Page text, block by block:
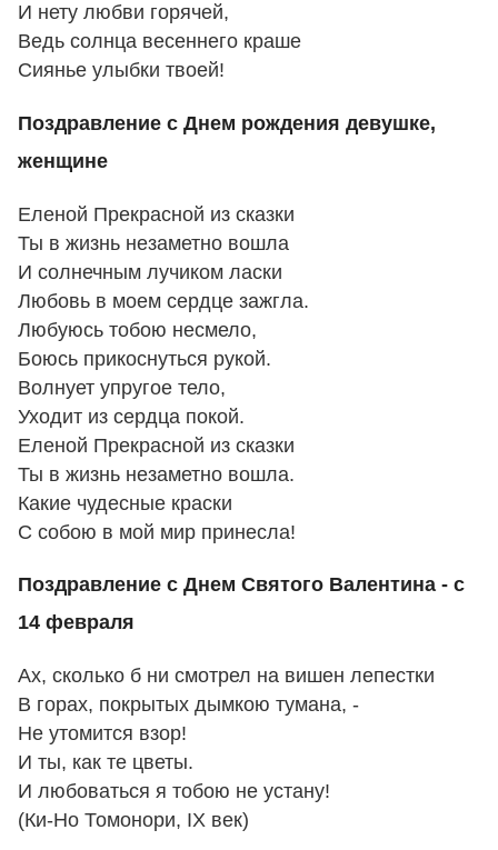
И нету любви горячей,
Ведь солнца весеннего краше
Сиянье улыбки твоей!
Поздравление с Днем рождения девушке,
женщине
Еленой Прекрасной из сказки
Ты в жизнь незаметно вошла
И солнечным лучиком ласки
Любовь в моем сердце зажгла.
Любуюсь тобою несмело,
Боюсь прикоснуться рукой.
Волнует упругое тело,
Уходит из сердца покой.
Еленой Прекрасной из сказки
Ты в жизнь незаметно вошла.
Какие чудесные краски
С собою в мой мир принесла!
Поздравление с Днем Святого Валентина - с
14 февраля
Ах, сколько б ни смотрел на вишен лепестки
В горах, покрытых дымкою тумана, -
Hе утомится взоp!
И ты, как те цветы.
И любоваться я тобою не yстанy!
(Ки-Hо Томоноpи, IX век)